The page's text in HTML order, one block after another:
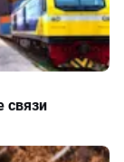
связи